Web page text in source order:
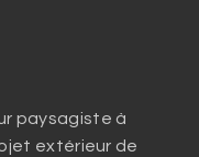
paysagiste à
extérieur de